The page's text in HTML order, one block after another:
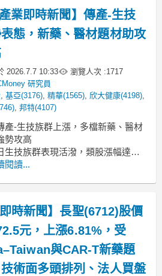
表現。這波修正主要反映市場資金
利了結壓力，部分先前漲多的個股
出場賣壓，加上近期缺乏強勁的產
產業即時新聞】傳產-生技
態，新藥、醫材題材助攻
2026.7.7 10:33 瀏覽人次 :1717
研究員
,基亞(3176),精華(1565),欣大健康(4198),
,邦特(4107)
產-生技族群上漲，多檔新藥、醫材
勢攻高
生技族群表現活潑，類股漲幅達
，盤面湧現多檔強勢股。其中，康
場對具備新藥研發進度或特色醫材
的個股買盤積極，帶動整體類股人
籠。藥華藥、美時、晶碩等指標
閱讀...
即時新聞】長聖(6712)股價
元，上漲6.81%，受
與CAR-T新藥題
術面多頭排列、法人買盤